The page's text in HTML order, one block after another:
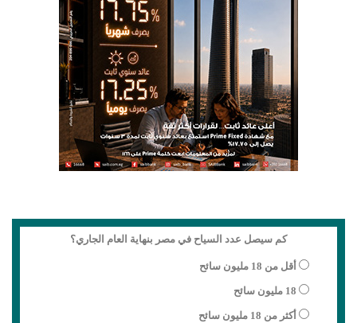
كم سيصل عدد السياح في مصر بنهاية العام الجاري؟
أقل من 18 مليون سائح
18 مليون سائح
أكثر من 18 مليون سائح